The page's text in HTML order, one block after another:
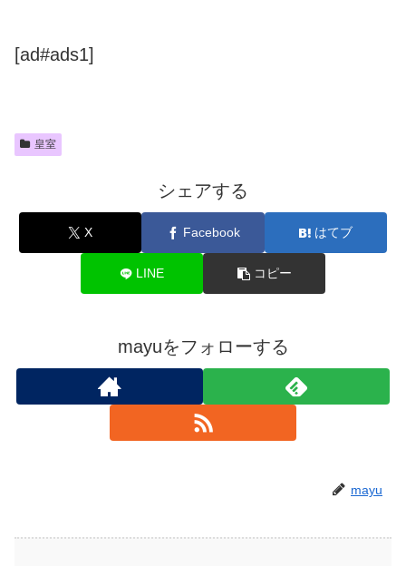
[ad#ads1]
皇室
シェアする
X Facebook はてブ
LINE コピー
mayuをフォローする
mayu